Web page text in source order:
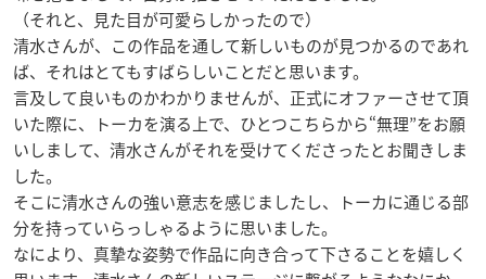
（それと、見た目が可愛らしかったので）
清水さんが、この作品を通して新しいものが見つかるのであれ
ば、それはとてもすばらしいことだと思います。
言及して良いものかわかりませんが、正式にオファーさせて頂
いた際に、トーカを演る上で、ひとつこちらから“無理”をお願
いしまして、清水さんがそれを受けてくださったとお聞きしま
した。
そこに清水さんの強い意志を感じましたし、トーカに通じる部
分を持っていらっしゃるように思いました。
なにより、真摯な姿勢で作品に向き合って下さることを嬉しく